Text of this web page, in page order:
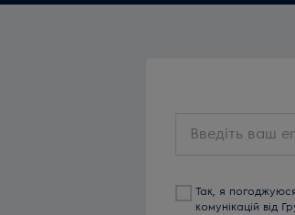
Так, я
комунікацій від